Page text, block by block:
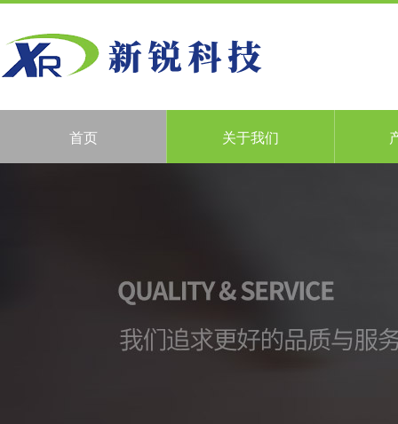
首页 关于我们